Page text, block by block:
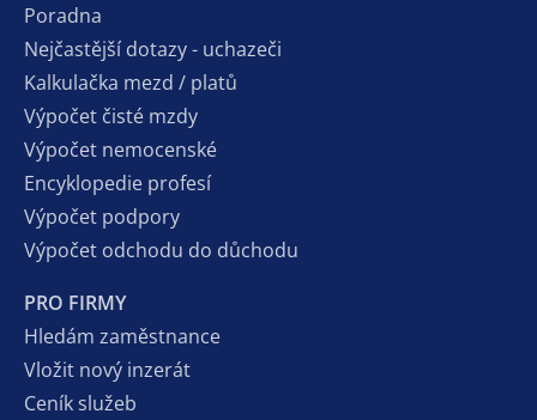
Poradna
Nejčastější dotazy - uchazeči
Kalkulačka mezd / platů
Výpočet čisté mzdy
Výpočet nemocenské
Encyklopedie profesí
Výpočet podpory
Výpočet odchodu do důchodu
PRO FIRMY
Hledám zaměstnance
Vložit nový inzerát
Ceník služeb